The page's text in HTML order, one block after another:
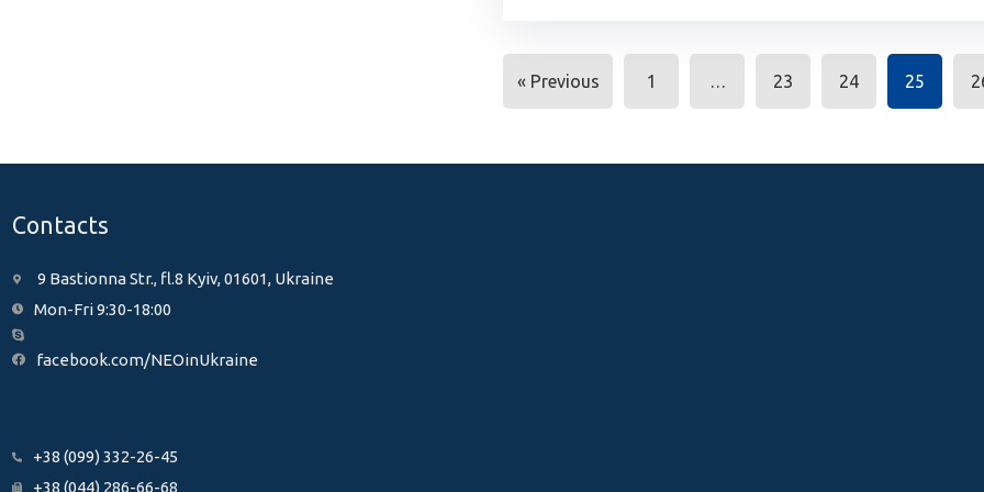
« Previous 1 … 23 24 25
Contacts
9 Bastionna Str., fl.8 Kyiv, 01601, Ukraine
Mon-Fri 9:30-18:00
facebook.com/NEOinUkraine
+38 (099) 332-26-45
+38 (044) 286-66-68